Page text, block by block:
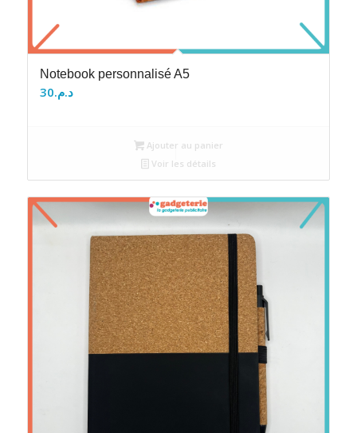
Notebook personnalisé A5
د.م.30
Ajouter au panier
Voir les détails